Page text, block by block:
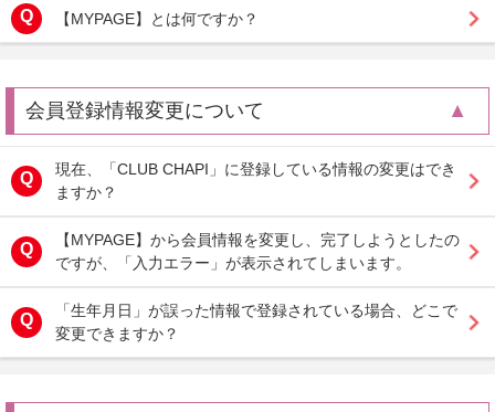
【MYPAGE】とは何ですか？
会員登録情報変更について
現在、「CLUB CHAPI」に登録している情報の変更はでき
ますか？
【MYPAGE】から会員情報を変更し、完了しようとしたの
ですが、「入力エラー」が表示されてしまいます。
「生年月日」が誤った情報で登録されている場合、どこで
変更できますか？